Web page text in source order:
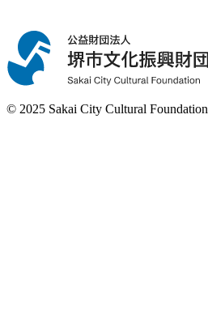
© 2025 Sakai City Cultural Foundation